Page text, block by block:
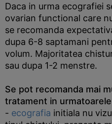
Daca in urma ecografiei
ovarian functional care
se recomanda
dupa 6-8 saptamani
volum. Majoritatea
sau dupa 1-2 menstre.
Se pot recomanda mai
tratament in
- ecografia initiala nu